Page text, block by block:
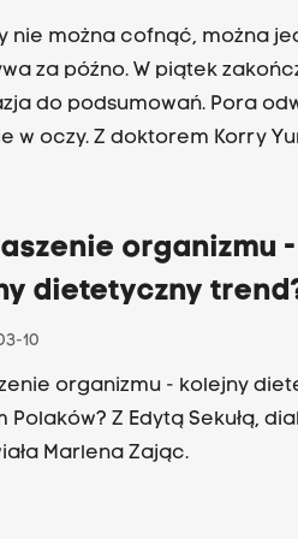
nie można cofnąć, można
za późno. W piątek
do podsumowań. Pora
w oczy. Z doktorem Korry
organizmu
dietetyczny
10
organizmu - kolejny
Polaków? Z Edytą Sekułą,
Marlena Zając.